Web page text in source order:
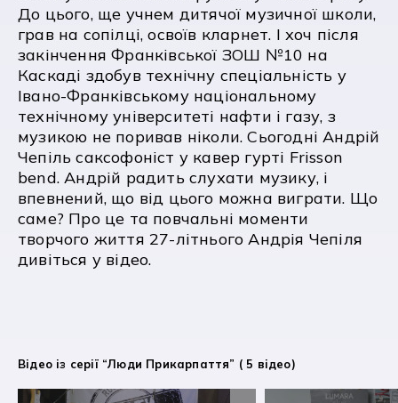
До цього, ще учнем дитячої музичної школи,
грав на сопілці, освоїв кларнет. І хоч після
закінчення Франківської ЗОШ №10 на
Каскаді здобув технічну спеціальність у
Івано-Франківському національному
технічному університеті нафти і газу, з
музикою не поривав ніколи. Сьогодні Андрій
Чепіль саксофоніст у кавер гурті Frisson
bend. Андрій радить слухати музику, і
впевнений, що від цього можна виграти. Що
саме? Про це та повчальні моменти
творчого життя 27-літнього Андрія Чепіля
дивіться у відео.
Відео із серії “Люди Прикарпаття” ( 5 відео)